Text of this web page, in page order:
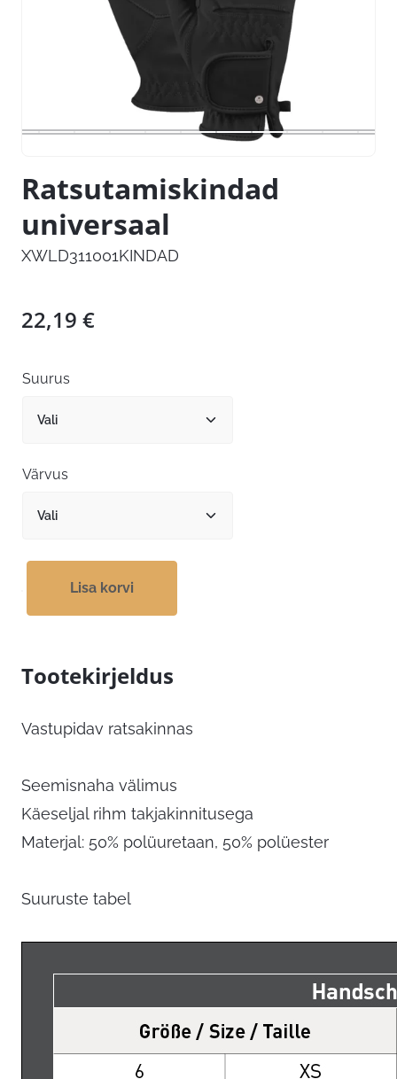
Ratsutamiskindad
universaal
XWLD311001KINDAD
22,19 €
Suurus
Värvus
Lisa korvi
Tootekirjeldus
Vastupidav ratsakinnas
Seemisnaha välimus
Käeseljal rihm takjakinnitusega
Materjal: 50% polüuretaan, 50% polüester
Suuruste tabel